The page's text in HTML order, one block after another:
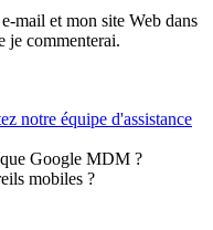
mail et mon site Web dans
je commenterai.
notre équipe d'assistance
Google MDM ?
mobiles ?